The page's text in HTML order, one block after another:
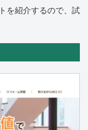
を紹介するので、試